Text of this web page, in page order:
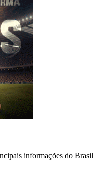
informações do Brasil